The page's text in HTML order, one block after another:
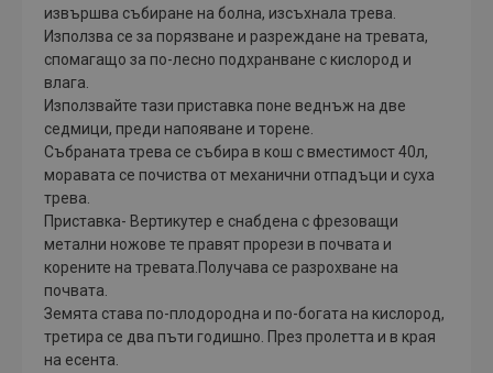
извършва събиране на болна, изсъхнала трева.
Използва се за порязване и разреждане на тревата,
спомагащо за по-лесно подхранване с кислород и
влага.
Използвайте тази приставка поне веднъж на две
седмици, преди напояване и торене.
Събраната трева се събира в кош с вместимост 40л,
моравата се почиства от механични отпадъци и суха
трева.
Приставка- Вертикутер е снабдена с фрезоващи
метални ножове те правят прорези в почвата и
корените на тревата.Получава се разрохване на
почвата.
Земята става по-плодородна и по-богата на кислород,
третира се два пъти годишно. През пролетта и в края
на есента.